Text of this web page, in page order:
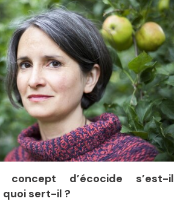
d’écocide s’est-il
quoi sert-il ?